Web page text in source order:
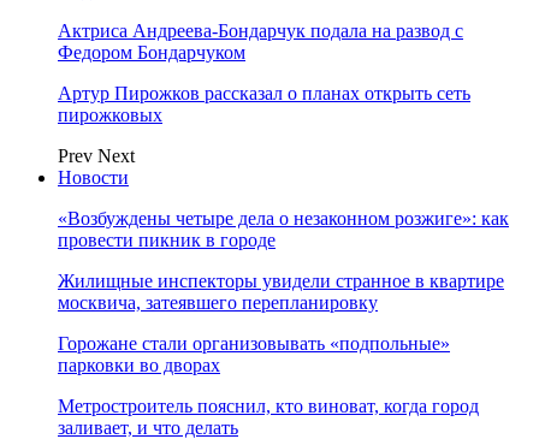
Актриса Андреева-Бондарчук подала на развод с
Федором Бондарчуком
Артур Пирожков рассказал о планах открыть сеть
пирожковых
Prev Next
Новости
«Возбуждены четыре дела о незаконном розжиге»: как
провести пикник в городе
Жилищные инспекторы увидели странное в квартире
москвича, затеявшего перепланировку
Горожане стали организовывать «подпольные»
парковки во дворах
Метростроитель пояснил, кто виноват, когда город
заливает, и что делать